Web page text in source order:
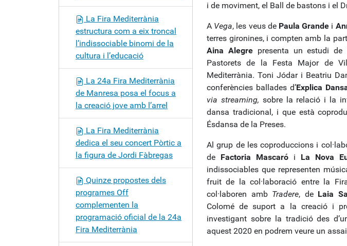
i de moviment, el Ball de bastons i el
A Vega, les veus de Paula Grande i
terres gironines, i compten amb la
Aina Alegrepresenta un estudi de
Pastorets de la Festa Major de
Mediterrània. Toni Jódar i Beatriu
conferències ballades d’Explica
via streaming, sobre la relació i la
dansa tradicional, i que està
Ésdansa de la Preses.
Al grup de les coproduccions i
de Factoria Mascaró i La Nova
indissociables que representen
fruit de la col·laboració entre la
col·laboren amb Tradere, de Laia
Colomé de suport a la creació i
investigant sobre la tradició des
aquest 2020 en podrem veure un
La Fira Mediterrània
estructura com a eix troncal
l’indissociable binomi de la
cultura i l’educació
La 24a Fira Mediterrània
de Manresa posa el focus a
la creació jove amb l’arrel
La Fira Mediterrània
dedica el seu concert Pòrtic a
la figura de Jordi Fàbregas
Quinze propostes dels
programes Off
complementen la
programació oficial de la 24a
Fira Mediterrània